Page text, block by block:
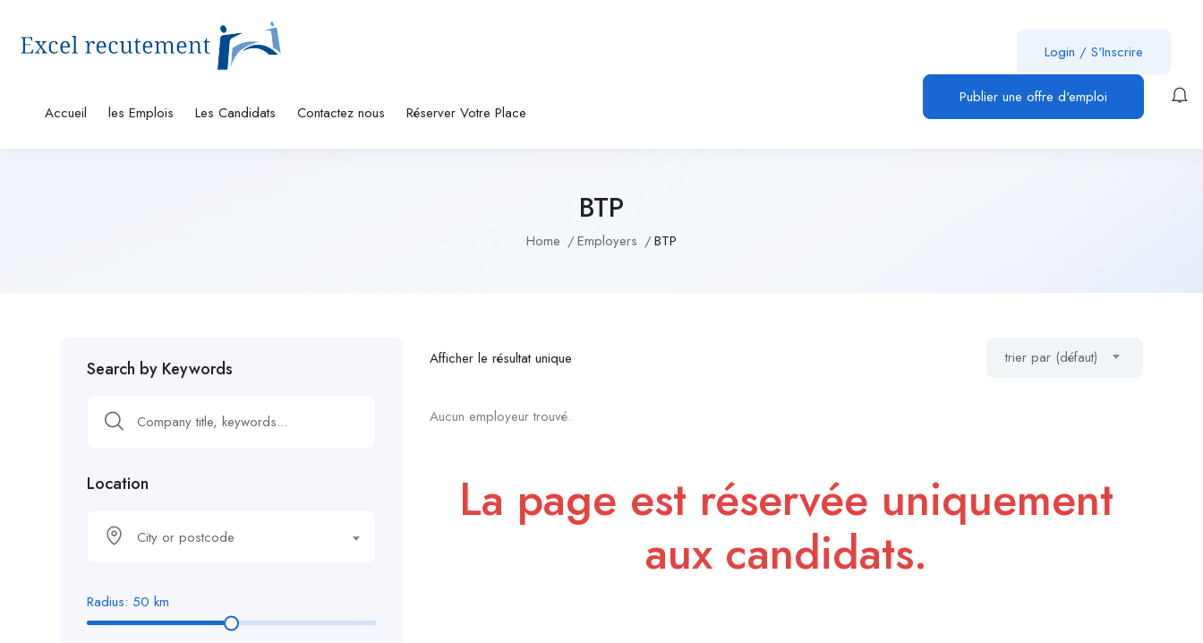
Accueil les Emplois Les Candidats Contactez nous Réserver Votre Place
Login / S'Inscrire
Publier une offre d'emploi
BTP
Home Employers BTP
Search by Keywords
Location
City or postcode
Radius: 50 km
Afficher le résultat unique trier par (défaut)
Aucun employeur trouvé.
La page est réservée uniquement
aux candidats.